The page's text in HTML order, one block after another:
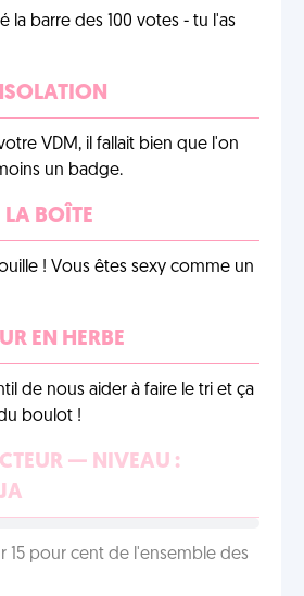
la barre des 100 votes - tu l'as
VDM, il fallait bien que l'on
un badge.
LA BOÎTE
! Vous êtes sexy comme un
EN HERBE
de nous aider à faire le tri et ça
boulot !
— NIVEAU :
15 pour cent de l'ensemble des